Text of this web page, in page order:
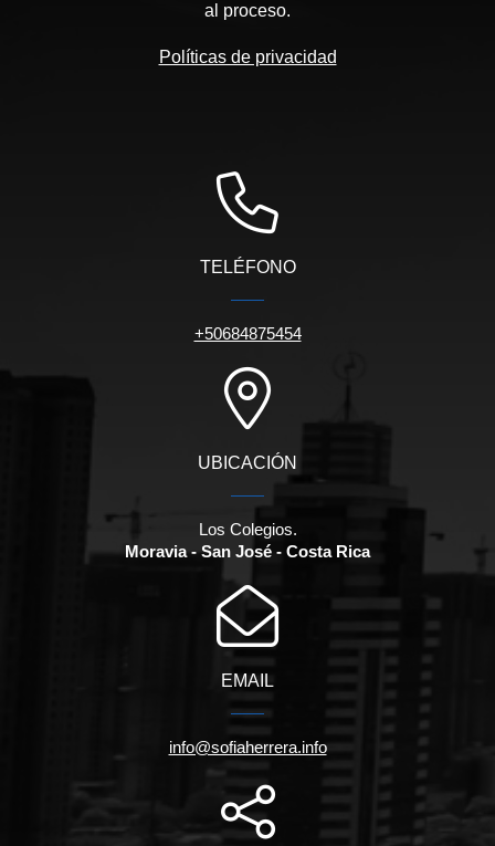
al proceso.
Políticas de privacidad
TELÉFONO
+50684875454
UBICACIÓN
Los Colegios.
Moravia - San José - Costa Rica
EMAIL
info@sofiaherrera.info